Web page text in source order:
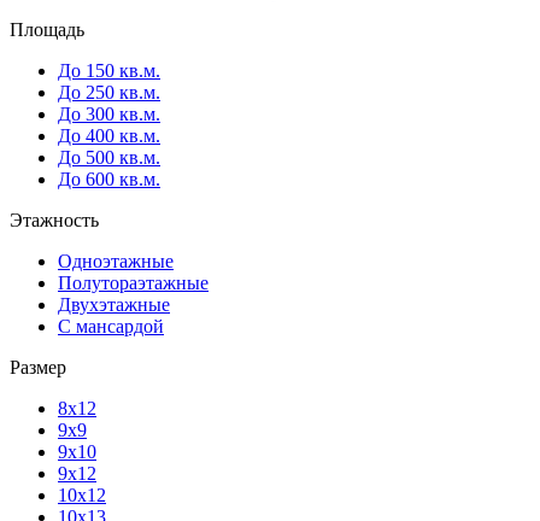
Площадь
До 150 кв.м.
До 250 кв.м.
До 300 кв.м.
До 400 кв.м.
До 500 кв.м.
До 600 кв.м.
Этажность
Одноэтажные
Полутораэтажные
Двухэтажные
С мансардой
Размер
8х12
9х9
9х10
9х12
10х12
10х13